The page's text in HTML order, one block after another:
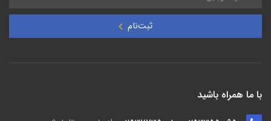
ثبت‌نام
با ما همراه باشید